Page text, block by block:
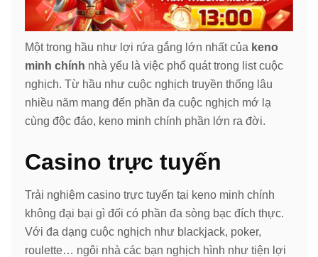
Một trong hầu như lợi rứa gắng lớn nhất của keno
minh chính nhà yếu là việc phổ quát trong list cuộc
nghịch. Từ hầu như cuộc nghịch truyền thống lâu
nhiều năm mang đến phần đa cuộc nghịch mớ lạ
cùng độc đáo, keno minh chính phần lớn ra đời.
Casino trực tuyến
Trải nghiệm casino trực tuyến tại keno minh chính
không đại bại gì đối có phần đa sòng bạc đích thực.
Với đa dạng cuộc nghịch như blackjack, poker,
roulette… ngôi nhà các bạn nghịch hình như tiện lợi